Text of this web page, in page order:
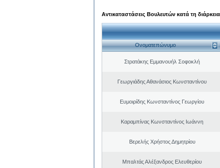
Αντικαταστάσεις Βουλευτών κατά τη
Ονοματεπώνυμο
Στρατάκης Εμμανουήλ Σοφοκλή
Γεωργιάδης Αθανάσιος Κωνσταντίνου
Ευμοιρίδης Κωνσταντίνος Γεωργίου
Καραμπίνας Κωνσταντίνος Ιωάννη
Βερελής Χρήστος Δημητρίου
Μπαλτάς Αλέξανδρος Ελευθερίου